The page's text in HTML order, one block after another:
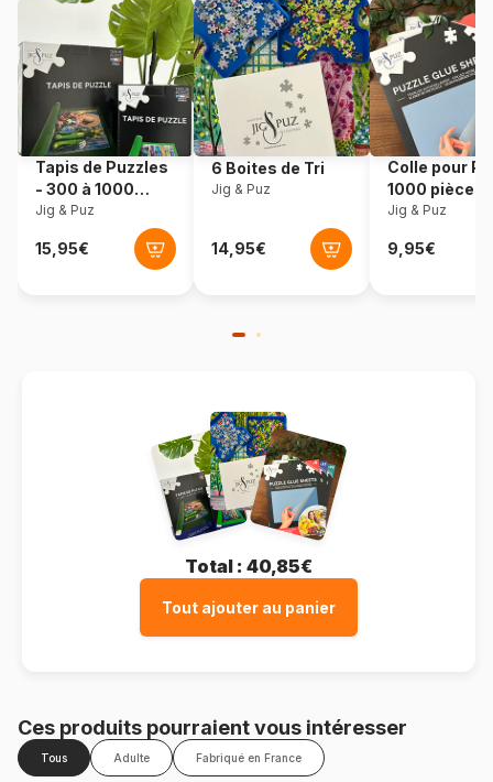
EAN 3663384601590
Nombre de pièces 3000 pièces
Dimensions 116 x 85 cm
Tapis de Puzzles
- 300 à 1000
pièces
Jig & Puz
6 Boites de Tri
Jig & Puz
Colle pour
1000 pièces
Jig & Puz
Total : 40,85€
Tout ajouter au panier
Ces produits pourraient vous intéresser
Tous Adulte Fabriqué en France